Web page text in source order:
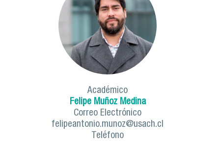
Académico
Felipe Muñoz Medina
Correo Electrónico
felipeantonio.munoz@usach.cl
Teléfono